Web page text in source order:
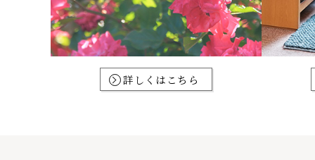
詳しくはこちら